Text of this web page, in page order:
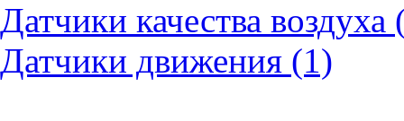
Датчики качества воздуха
Датчики движения (1)